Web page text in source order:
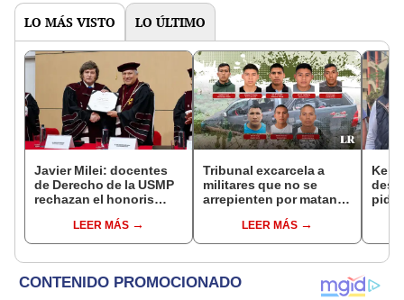
LO MÁS VISTO LO ÚLTIMO
Javier Milei: docentes
de Derecho de la USMP
rechazan el honoris
presidente de Argentina
LEER MÁS
Tribunal excarcela a
militares que no se
arrepienten por matanza
LEER MÁS
pida